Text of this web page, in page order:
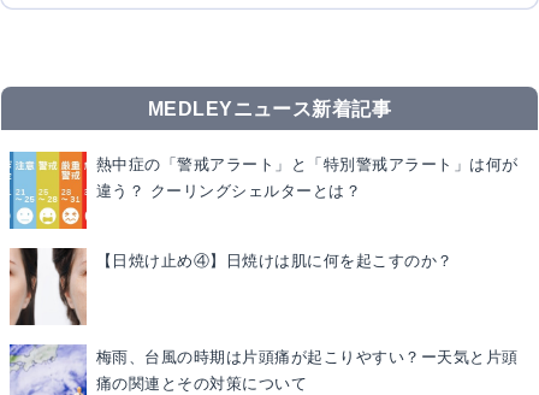
MEDLEYニュース新着記事
熱中症の「警戒アラート」と「特別警戒アラート」は何が
違う？ クーリングシェルターとは？
【日焼け止め④】日焼けは肌に何を起こすのか？
梅雨、台風の時期は片頭痛が起こりやすい？ー天気と片頭
痛の関連とその対策について